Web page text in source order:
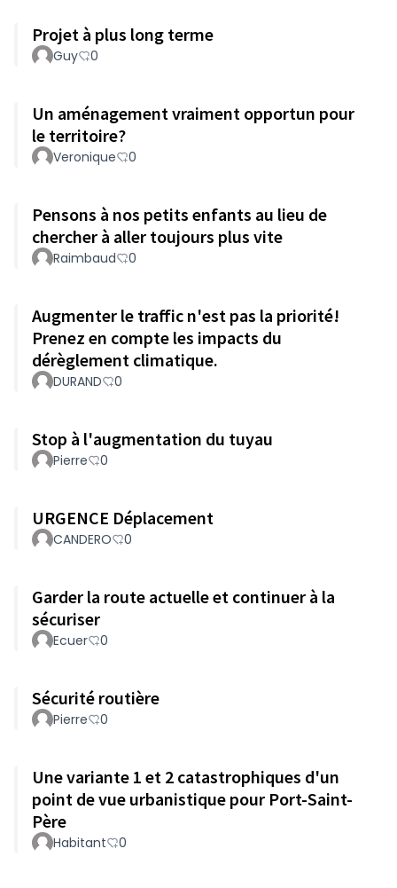
Projet à plus long terme
Guy 0
Un aménagement vraiment opportun pour
le territoire?
Veronique 0
Pensons à nos petits enfants au lieu de
chercher à aller toujours plus vite
Raimbaud 0
Augmenter le traffic n'est pas la priorité!
Prenez en compte les impacts du
dérèglement climatique.
DURAND 0
Stop à l'augmentation du tuyau
Pierre 0
URGENCE Déplacement
CANDERO 0
Garder la route actuelle et continuer à la
sécuriser
Ecuer 0
Sécurité routière
Pierre 0
Une variante 1 et 2 catastrophiques d'un
point de vue urbanistique pour Port-Saint-
Père
Habitant 0